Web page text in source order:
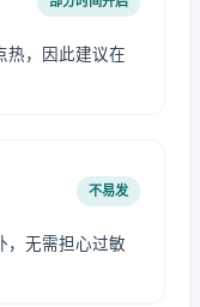
热，因此建议在
不易发
，无需担心过敏